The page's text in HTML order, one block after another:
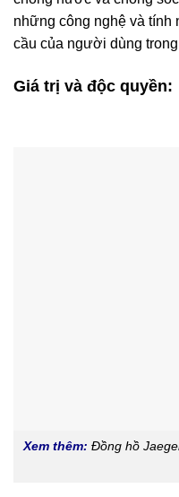
những công nghệ và tính
cầu của người dùng
Giá trị và độc quyền:
Xem thêm: Đồng hồ